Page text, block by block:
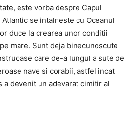
este vorba despre Capul
Atlantic se intalneste cu Oceanul
duce la crearea unor conditii
mare. Sunt deja binecunoscute
care de-a lungul a sute de
nave si corabii, astfel incat
a devenit un adevarat cimitir al